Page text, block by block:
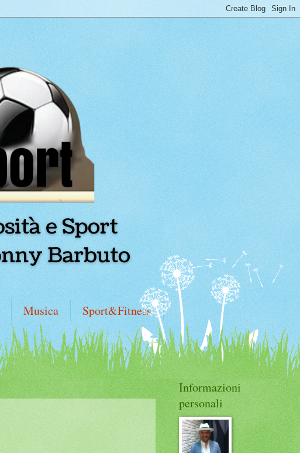
Musica Sport&Fitness
Informazioni
personali